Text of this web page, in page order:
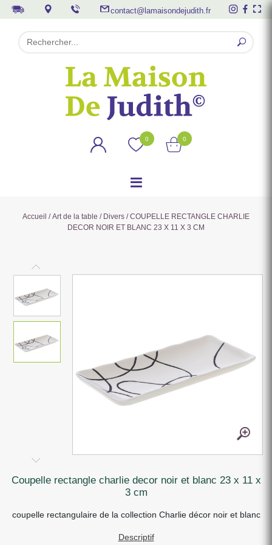
contact@lamaisondejudith.fr
0 0
Accueil /Art de la table / Divers / COUPELLE RECTANGLE CHARLIE
DECOR NOIR ET BLANC 23 X 11 X 3 CM
coupelle rectangle charlie decor noir et blanc 23 x 11 x
3 cm
coupelle rectangulaire de la collection Charlie décor noir et blanc
Descriptif